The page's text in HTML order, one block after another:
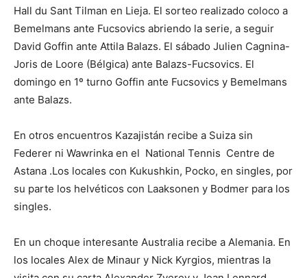
Hall du Sant Tilman en Lieja. El sorteo realizado coloco a
Bemelmans ante Fucsovics abriendo la serie, a seguir
David Goffin ante Attila Balazs. El sábado Julien Cagnina-
Joris de Loore (Bélgica) ante Balazs-Fucsovics. El
domingo en 1º turno Goffin ante Fucsovics y Bemelmans
ante Balazs.
En otros encuentros Kazajistán recibe a Suiza sin
Federer ni Wawrinka en el National Tennis Centre de
Astana .Los locales con Kukushkin, Pocko, en singles, por
su parte los helvéticos con Laaksonen y Bodmer para los
singles.
En un choque interesante Australia recibe a Alemania. En
los locales Alex de Minaur y Nick Kyrgios, mientras la